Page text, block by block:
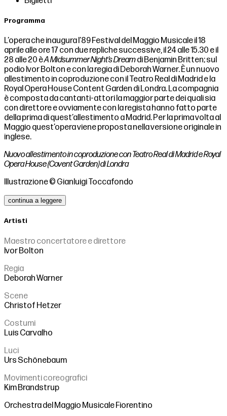
Programma
L’opera che inaugura l’89 Festival del Maggio Musicale il 18
aprile alle ore 17 con due repliche successive, il 24 alle 15.30 e il
28 alle 20 èA Midsummer Night’s Dreamdi Benjamin Britten; sul
podio Ivor Bolton e con la regia di Deborah Warner. È un nuovo
allestimento in coproduzione con il Teatro Real di Madrid e la
Royal Opera House Content Garden di Londra. La compagnia
è composta da cantanti-attori la maggior parte dei quali sia
con direttore e ovviamente con la regista hanno fatto parte
della prima di quest’allestimento a Madrid. Per la prima volta al
Maggio quest’opera viene proposta nella versione originale in
inglese.
Nuovo allestimento in coproduzione con Teatro Real di Madrid e Royal
Opera House (Covent Garden) di Londra
Illustrazione © Gianluigi Toccafondo
continua a leggere
Artisti
Maestro concertatore e direttore
Ivor Bolton
Regia
Deborah Warner
Scene
Christof Hetzer
Costumi
Luis Carvalho
Luci
Urs Schönebaum
Movimenti coreografici
Kim Brandstrup
Orchestra del Maggio Musicale Fiorentino